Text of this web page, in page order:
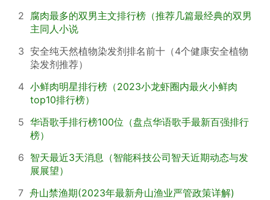
2 腐肉最多的双男主文排行榜（推荐几篇最经典的双男
主同人小说
3 安全纯天然植物染发剂排名前十（4个健康安全植物
染发剂推荐）
4 小鲜肉明星排行榜（2023小龙虾圈内最火小鲜肉
top10排行榜）
5 华语歌手排行榜100位（盘点华语歌手最新百强排行
榜）
6 智天最近3天消息（智能科技公司智天近期动态与发
展展望）
7 舟山禁渔期(2023年最新舟山渔业严管政策详解)